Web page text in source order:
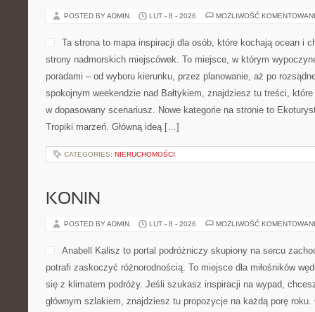
POSTED BY ADMIN LUT - 8 - 2026 MOŻLIWOŚĆ
Ta strona to mapa inspiracji dla osób, które kochają ocean i
strony nadmorskich miejscówek. To miejsce, w którym
poradami – od wyboru kierunku, przez planowanie, aż po
spokojnym weekendzie nad Bałtykiem, znajdziesz tu treści,
w dopasowany scenariusz. Nowe kategorie na stronie to
Tropiki marzeń. Główną ideą […]
CATEGORIES: NIERUCHOMOŚCI
KONIN
POSTED BY ADMIN LUT - 8 - 2026 MOŻLIWOŚĆ
Anabell Kalisz to portal podróżniczy skupiony na sercu
potrafi zaskoczyć różnorodnością. To miejsce dla miłośników
się z klimatem podróży. Jeśli szukasz inspiracji na wypad,
głównym szlakiem, znajdziesz tu propozycje na każdą porę